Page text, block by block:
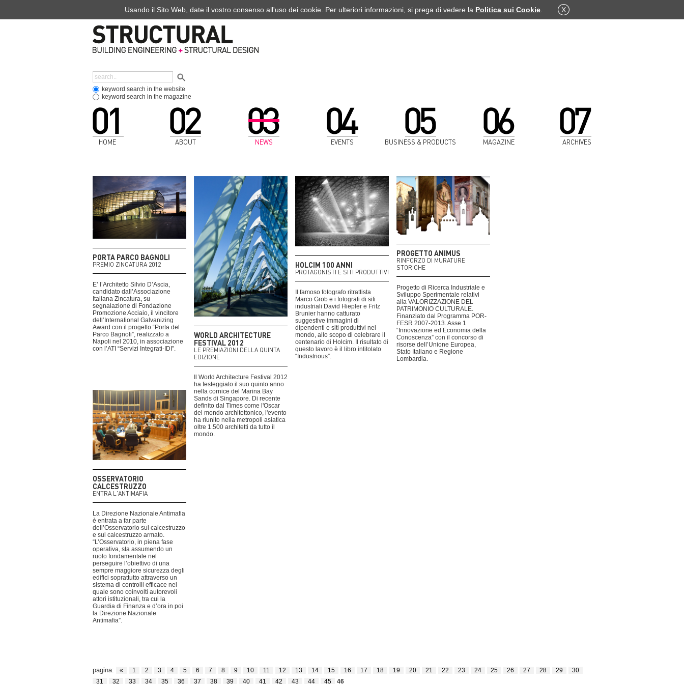
keyword search in the website
keyword search in the magazine
HOME ABOUT NEWS EVENTS BUSINESS & PRODUCTS MAGAZINE ARCHIVES
PORTA PARCO BAGNOLI
PREMIO ZINCATURA 2012
E’ l’Architetto Silvio D’Ascia,
candidato dall’Associazione
Italiana Zincatura, su
segnalazione di Fondazione
Promozione Acciaio, il vincitore
dell’International Galvanizing
Award con il progetto “Porta del
Parco Bagnoli”, realizzato a
Napoli nel 2010, in associazione
con l’ATI “Servizi Integrati-IDI”.
WORLD ARCHITECTURE
FESTIVAL 2012
LE PREMIAZIONI DELLA QUINTA
EDIZIONE
Il World Architecture Festival 2012
ha festeggiato il suo quinto anno
nella cornice del Marina Bay
Sands di Singapore. Di recente
definito dal Times come l'Oscar
del mondo architettonico, l'evento
ha riunito nella metropoli asiatica
oltre 1.500 architetti da tutto il
mondo.
HOLCIM 100 ANNI
PROTAGONISTI E SITI PRODUTTIVI
Il famoso fotografo ritrattista
Marco Grob e i fotografi di siti
industriali David Hiepler e Fritz
Brunier hanno catturato
suggestive immagini di
dipendenti e siti produttivi nel
mondo, allo scopo di celebrare il
centenario di Holcim. Il risultato di
questo lavoro è il libro intitolato
“Industrious”.
PROGETTO ANIMUS
RINFORZO DI MURATURE
STORICHE
Progetto di Ricerca Industriale e
Sviluppo Sperimentale relativi
alla VALORIZZAZIONE DEL
PATRIMONIO CULTURALE.
Finanziato dal Programma POR-
FESR 2007-2013. Asse 1
“Innovazione ed Economia della
Conoscenza” con il concorso di
risorse dell’Unione Europea,
Stato Italiano e Regione
Lombardia.
OSSERVATORIO
CALCESTRUZZO
ENTRA L'ANTIMAFIA
La Direzione Nazionale Antimafia
è entrata a far parte
dell’Osservatorio sul calcestruzzo
e sul calcestruzzo armato.
“L’Osservatorio, in piena fase
operativa, sta assumendo un
ruolo fondamentale nel
perseguire l’obiettivo di una
sempre maggiore sicurezza degli
edifici soprattutto attraverso un
sistema di controlli efficace nel
quale sono coinvolti autorevoli
attori istituzionali, tra cui la
Guardia di Finanza e d’ora in poi
la Direzione Nazionale
Antimafia”.
pagina: « 1 2 3 4 5 6 7 8 9 10 11 12 13 14 15 16 17 18 19 20 21 22 23 24 25 26 27 28 29
30
31
32 33 34 35 36 37 38 39 40 41 42 43 44 45 46
Usando il Sito Web, date il vostro consenso all'uso dei cookie. Per ulteriori informazioni, si prega di vedere la Politica sui Cookie X